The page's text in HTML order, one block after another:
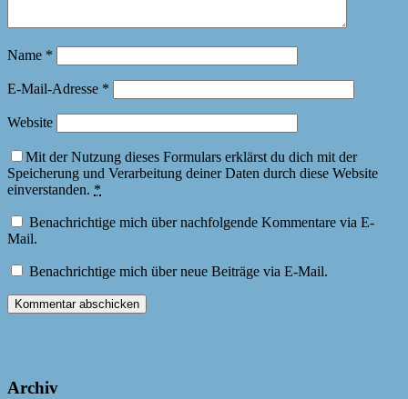
Name *
E-Mail-Adresse *
Website
Mit der Nutzung dieses Formulars erklärst du dich mit der
Speicherung und Verarbeitung deiner Daten durch diese Website
einverstanden. *
Benachrichtige mich über nachfolgende Kommentare via E-
Mail.
Benachrichtige mich über neue Beiträge via E-Mail.
Archiv